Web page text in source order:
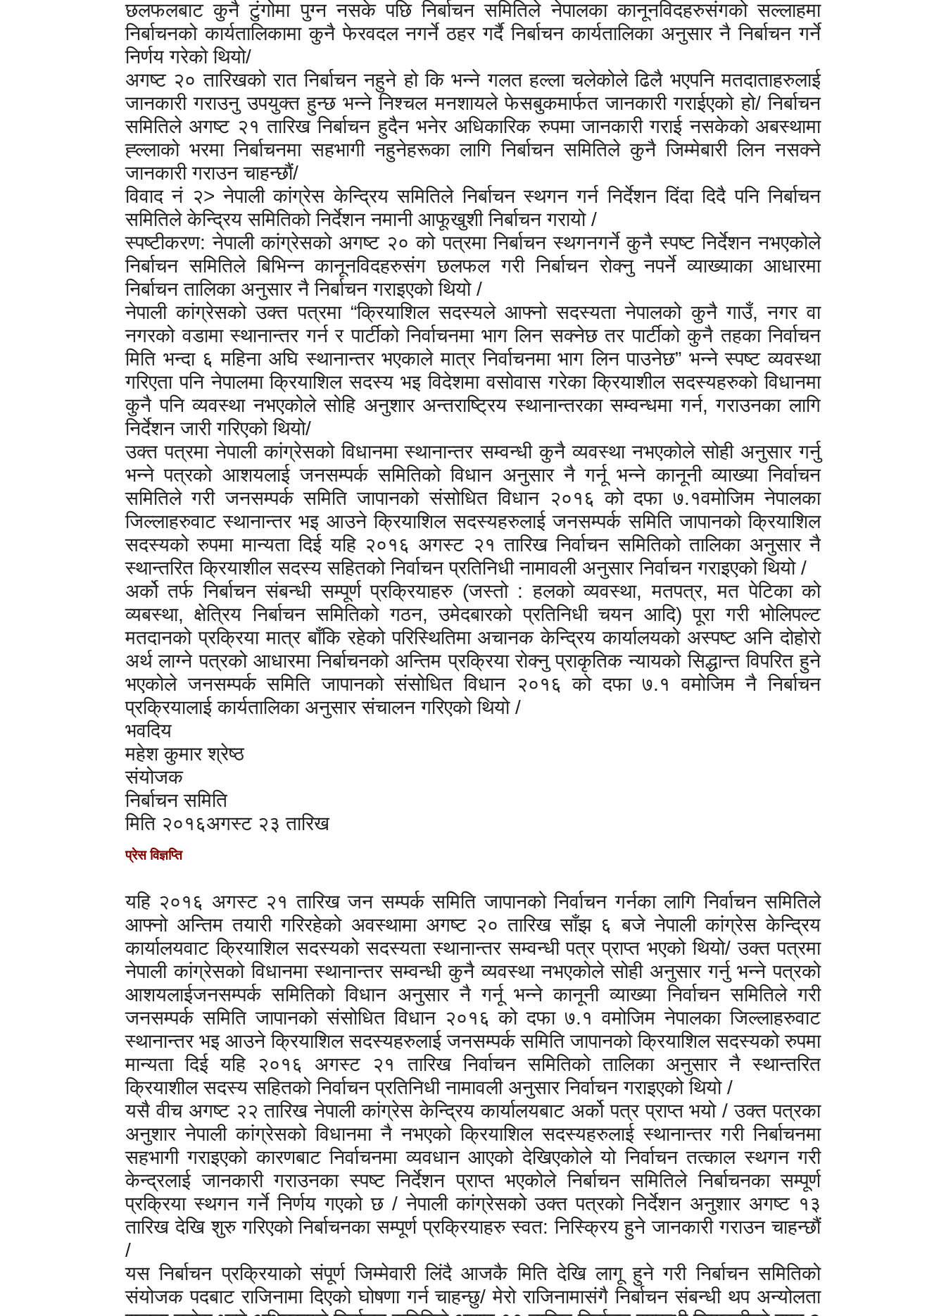
छलफलबाट कुनै टुंगोमा पुग्न नसके पछि निर्बाचन समितिले नेपालका कानूनविदहरुसंगको सल्लाहमा
निर्बाचनको कार्यतालिकामा कुनै फेरवदल नगर्ने ठहर गर्दै निर्बाचन कार्यतालिका अनुसार नै निर्बाचन गर्ने
निर्णय गरेको थियो/
अगष्ट २० तारिखको रात निर्बाचन नहुने हो कि भन्ने गलत हल्ला चलेकोले ढिलै भएपनि मतदाताहरुलाई
जानकारी गराउनु उपयुक्त हुन्छ भन्ने निश्चल मनशायले फेसबुकमार्फत जानकारी गराईएको हो/ निर्बाचन
समितिले अगष्ट २१ तारिख निर्बाचन हुदैन भनेर अधिकारिक रुपमा जानकारी गराई नसकेको अबस्थामा
ह्ल्लाको भरमा निर्बाचनमा सहभागी नहुनेहरूका लागि निर्बाचन समितिले कुनै जिम्मेबारी लिन नसक्ने
जानकारी गराउन चाहन्छौं/
विवाद नं २> नेपाली कांग्रेस केन्द्रिय समितिले निर्बाचन स्थगन गर्न निर्देशन दिंदा दिदै पनि निर्बाचन
समितिले केन्द्रिय समितिको निर्देशन नमानी आफूखुशी निर्बाचन गरायो /
स्पष्टीकरण: नेपाली कांग्रेसको अगष्ट २० को पत्रमा निर्बाचन स्थगनगर्ने कुनै स्पष्ट निर्देशन नभएकोले
निर्बाचन समितिले बिभिन्न कानूनविदहरुसंग छलफल गरी निर्बाचन रोक्नु नपर्ने व्याख्याका आधारमा
निर्बाचन तालिका अनुसार नै निर्बाचन गराइएको थियो /
नेपाली कांग्रेसको उक्त पत्रमा “क्रियाशिल सदस्यले आफ्नो सदस्यता नेपालको कुनै गाउँ, नगर वा
नगरको वडामा स्थानान्तर गर्न र पार्टीको निर्वाचनमा भाग लिन सक्नेछ तर पार्टीको कुनै तहका निर्वाचन
मिति भन्दा ६ महिना अघि स्थानान्तर भएकाले मात्र निर्वाचनमा भाग लिन पाउनेछ” भन्ने स्पष्ट व्यवस्था
गरिएता पनि नेपालमा क्रियाशिल सदस्य भइ विदेशमा वसोवास गरेका क्रियाशील सदस्यहरुको विधानमा
कुनै पनि व्यवस्था नभएकोले सोहि अनुशार अन्तराष्ट्रिय स्थानान्तरका सम्वन्धमा गर्न, गराउनका लागि
निर्देशन जारी गरिएको थियो/
उक्त पत्रमा नेपाली कांग्रेसको विधानमा स्थानान्तर सम्वन्धी कुनै व्यवस्था नभएकोले सोही अनुसार गर्नु
भन्ने पत्रको आशयलाई जनसम्पर्क समितिको विधान अनुसार नै गर्नू भन्ने कानूनी व्याख्या निर्वाचन
समितिले गरी जनसम्पर्क समिति जापानको संसोधित विधान २०१६ को दफा ७.१वमोजिम नेपालका
जिल्लाहरुवाट स्थानान्तर भइ आउने क्रियाशिल सदस्यहरुलाई जनसम्पर्क समिति जापानको क्रियाशिल
सदस्यको रुपमा मान्यता दिई यहि २०१६ अगस्ट २१ तारिख निर्वाचन समितिको तालिका अनुसार नै
स्थान्तरित क्रियाशील सदस्य सहितको निर्वाचन प्रतिनिधी नामावली अनुसार निर्वाचन गराइएको थियो /
अर्को तर्फ निर्बाचन संबन्धी सम्पूर्ण प्रक्रियाहरु (जस्तो : हलको व्यवस्था, मतपत्र, मत पेटिका को
व्यबस्था, क्षेत्रिय निर्बाचन समितिको गठन, उमेदबारको प्रतिनिधी चयन आदि) पूरा गरी भोलिपल्ट
मतदानको प्रक्रिया मात्र बाँकि रहेको परिस्थितिमा अचानक केन्द्रिय कार्यालयको अस्पष्ट अनि दोहोरो
अर्थ लाग्ने पत्रको आधारमा निर्बाचनको अन्तिम प्रक्रिया रोक्नु प्राकृतिक न्यायको सिद्धान्त विपरित हुने
भएकोले जनसम्पर्क समिति जापानको संसोधित विधान २०१६ को दफा ७.१ वमोजिम नै निर्बाचन
प्रक्रियालाई कार्यतालिका अनुसार संचालन गरिएको थियो /
भवदिय
महेश कुमार श्रेष्ठ
संयोजक
निर्बाचन समिति
मिति २०१६अगस्ट २३ तारिख
प्रेस विज्ञप्ति
यहि २०१६ अगस्ट २१ तारिख जन सम्पर्क समिति जापानको निर्वाचन गर्नका लागि निर्वाचन समितिले
आफ्नो अन्तिम तयारी गरिरहेको अवस्थामा अगष्ट २० तारिख साँझ ६ बजे नेपाली कांग्रेस केन्द्रिय
कार्यालयवाट क्रियाशिल सदस्यको सदस्यता स्थानान्तर सम्वन्धी पत्र प्राप्त भएको थियो/ उक्त पत्रमा
नेपाली कांग्रेसको विधानमा स्थानान्तर सम्वन्धी कुनै व्यवस्था नभएकोले सोही अनुसार गर्नु भन्ने पत्रको
आशयलाईजनसम्पर्क समितिको विधान अनुसार नै गर्नू भन्ने कानूनी व्याख्या निर्वाचन समितिले गरी
जनसम्पर्क समिति जापानको संसोधित विधान २०१६ को दफा ७.१ वमोजिम नेपालका जिल्लाहरुवाट
स्थानान्तर भइ आउने क्रियाशिल सदस्यहरुलाई जनसम्पर्क समिति जापानको क्रियाशिल सदस्यको रुपमा
मान्यता दिई यहि २०१६ अगस्ट २१ तारिख निर्वाचन समितिको तालिका अनुसार नै स्थान्तरित
क्रियाशील सदस्य सहितको निर्वाचन प्रतिनिधी नामावली अनुसार निर्वाचन गराइएको थियो /
यसै वीच अगष्ट २२ तारिख नेपाली कांग्रेस केन्द्रिय कार्यालयबाट अर्को पत्र प्राप्त भयो / उक्त पत्रका
अनुशार नेपाली कांग्रेसको विधानमा नै नभएको क्रियाशिल सदस्यहरुलाई स्थानान्तर गरी निर्बाचनमा
सहभागी गराइएको कारणबाट निर्वाचनमा व्यवधान आएको देखिएकोले यो निर्वाचन तत्काल स्थगन गरी
केन्द्रलाई जानकारी गराउनका स्पष्ट निर्देशन प्राप्त भएकोले निर्बाचन समितिले निर्बाचनका सम्पूर्ण
प्रक्रिया स्थगन गर्ने निर्णय गएको छ / नेपाली कांग्रेसको उक्त पत्रको निर्देशन अनुशार अगष्ट १३
तारिख देखि शुरु गरिएको निर्बाचनका सम्पूर्ण प्रक्रियाहरु स्वत: निस्क्रिय हुने जानकारी गराउन चाहन्छौं
/
यस निर्बाचन प्रक्रियाको संपूर्ण जिम्मेवारी लिंदै आजकै मिति देखि लागू हुने गरी निर्बाचन समितिको
संयोजक पदबाट राजिनामा दिएको घोषणा गर्न चाहन्छु/ मेरो राजिनामासंगै निर्बाचन संबन्धी थप अन्योलता